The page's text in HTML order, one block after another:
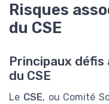
Risques
du CSE
Principaux défis
du CSE
Le CSE, ou Comité